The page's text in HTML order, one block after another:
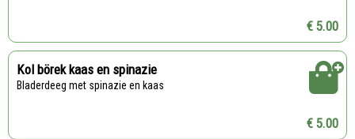
€ 5.00
Kol börek kaas en spinazie
Bladerdeeg met spinazie en kaas
€ 5.00